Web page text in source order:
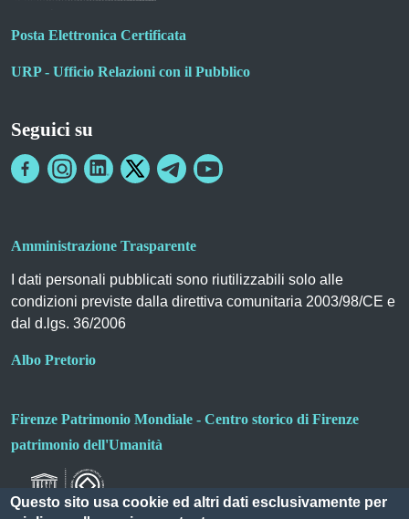
Posta Elettronica Certificata
URP - Ufficio Relazioni con il Pubblico
Seguici su
Amministrazione Trasparente
I dati personali pubblicati sono riutilizzabili solo alle
condizioni previste dalla direttiva comunitaria 2003/98/CE e
dal d.lgs. 36/2006
Albo Pretorio
Firenze Patrimonio Mondiale - Centro storico di Firenze
patrimonio dell'Umanità
Questo sito usa cookie ed altri dati esclusivamente per